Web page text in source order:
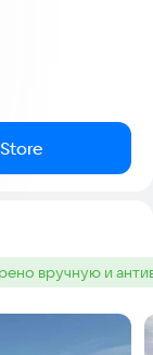
вручную и